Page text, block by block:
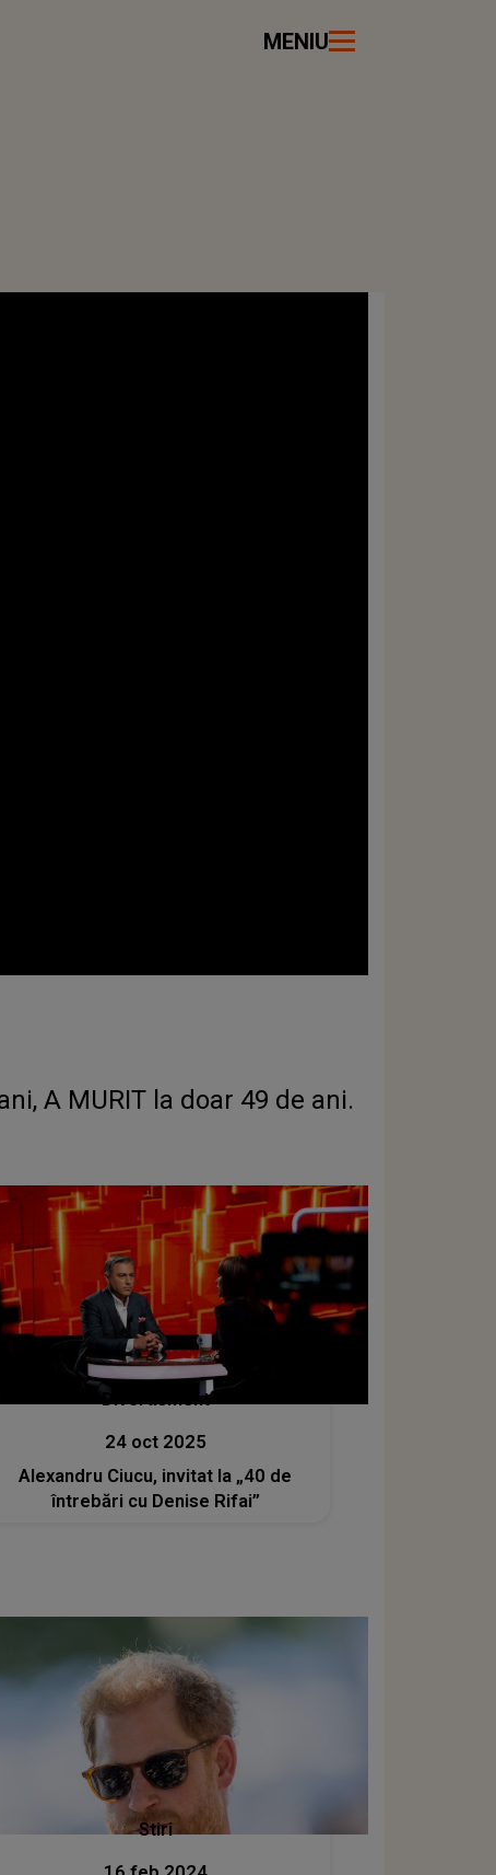
MENIU
A MURIT la doar 49 de ani.
Divertisment
24 oct 2025
Alexandru Ciucu, invitat la „40 de
întrebări cu Denise Rifai”
Stiri